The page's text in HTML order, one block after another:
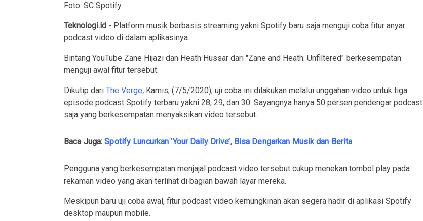
Foto: SC Spotify
Teknologi.id - Platform musik berbasis streaming yakni Spotify baru saja menguji coba fitur anyar
podcast video di dalam aplikasinya.
Bintang YouTube Zane Hijazi dan Heath Hussar dari "Zane and Heath: Unfiltered" berkesempatan
menguji awal fitur tersebut.
Dikutip dari The Verge, Kamis, (7/5/2020), uji coba ini dilakukan melalui unggahan video untuk tiga
episode podcast Spotify terbaru yakni 28, 29, dan 30. Sayangnya hanya 50 persen pendengar podcast
saja yang berkesempatan menyaksikan video tersebut.
Baca Juga:Spotify Luncurkan ‘Your Daily Drive’, Bisa Dengarkan Musik dan Berita
Pengguna yang berkesempatan menjajal podcast video tersebut cukup menekan tombol play pada
rekaman video yang akan terlihat di bagian bawah layar mereka.
Meskipun baru uji coba awal, fitur podcast video kemungkinan akan segera hadir di aplikasi Spotify
desktop maupun mobile.